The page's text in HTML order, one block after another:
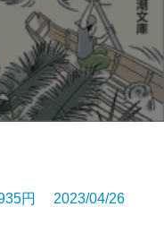
円 2023/04/26